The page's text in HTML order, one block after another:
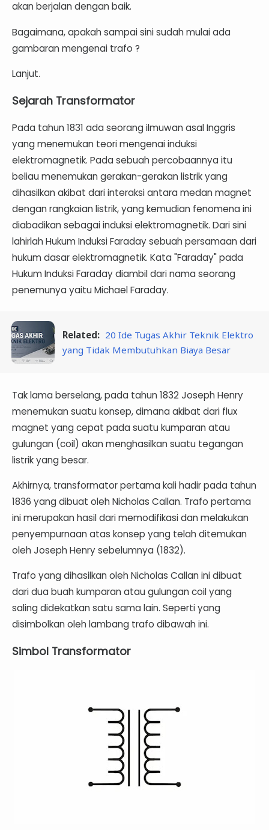
akan berjalan dengan baik.
Bagaimana, apakah sampai sini sudah mulai ada
gambaran mengenai trafo ?
Lanjut.
Sejarah Transformator
Pada tahun 1831 ada seorang ilmuwan asal Inggris
yang menemukan teori mengenai induksi
elektromagnetik. Pada sebuah percobaannya itu
beliau menemukan gerakan-gerakan listrik yang
dihasilkan akibat dari interaksi antara medan magnet
dengan rangkaian listrik, yang kemudian fenomena ini
diabadikan sebagai induksi elektromagnetik. Dari sini
lahirlah Hukum Induksi Faraday sebuah persamaan dari
hukum dasar elektromagnetik. Kata "Faraday" pada
Hukum Induksi Faraday diambil dari nama seorang
penemunya yaitu Michael Faraday.
Related: 20 Ide Tugas Akhir Teknik Elektro
yang Tidak Membutuhkan Biaya Besar
Tak lama berselang, pada tahun 1832 Joseph Henry
menemukan suatu konsep, dimana akibat dari flux
magnet yang cepat pada suatu kumparan atau
gulungan (coil) akan menghasilkan suatu tegangan
listrik yang besar.
Akhirnya, transformator pertama kali hadir pada tahun
1836 yang dibuat oleh Nicholas Callan. Trafo pertama
ini merupakan hasil dari memodifikasi dan melakukan
penyempurnaan atas konsep yang telah ditemukan
oleh Joseph Henry sebelumnya (1832).
Trafo yang dihasilkan oleh Nicholas Callan ini dibuat
dari dua buah kumparan atau gulungan coil yang
saling didekatkan satu sama lain. Seperti yang
disimbolkan oleh lambang trafo dibawah ini.
Simbol Transformator